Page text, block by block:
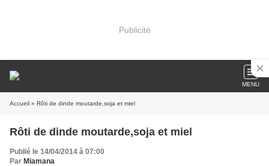
Publicité
MENU
Accueil » Rôti de dinde moutarde,soja et miel
Rôti de dinde moutarde,soja et miel
Publié le 14/04/2014 à 07:00
Par Miamana